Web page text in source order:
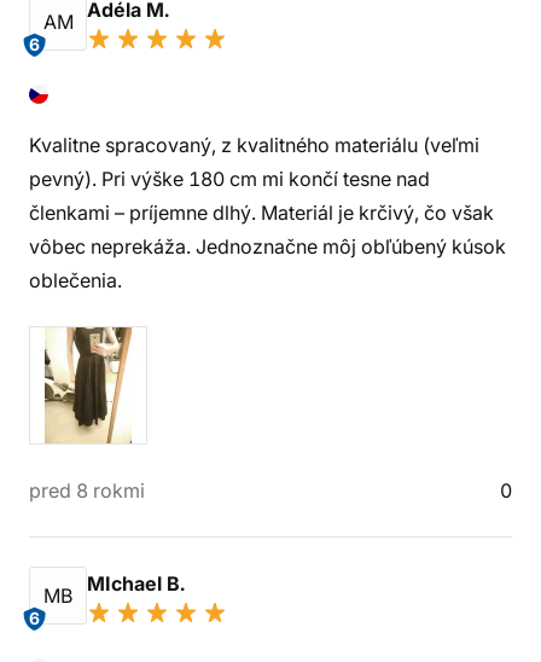
AM
6
Adéla M.
Kvalitne spracovaný, z kvalitného materiálu (veľmi
pevný). Pri výške 180 cm mi končí tesne nad
členkami – príjemne dlhý. Materiál je krčivý, čo však
vôbec neprekáža. Jednoznačne môj obľúbený kúsok
oblečenia.
pred 8 rokmi 0
MB
6
MIchael B.